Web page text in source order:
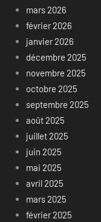
mars 2026
février 2026
janvier 2026
décembre 2025
novembre 2025
octobre 2025
septembre 2025
août 2025
juillet 2025
juin 2025
mai 2025
avril 2025
mars 2025
février 2025